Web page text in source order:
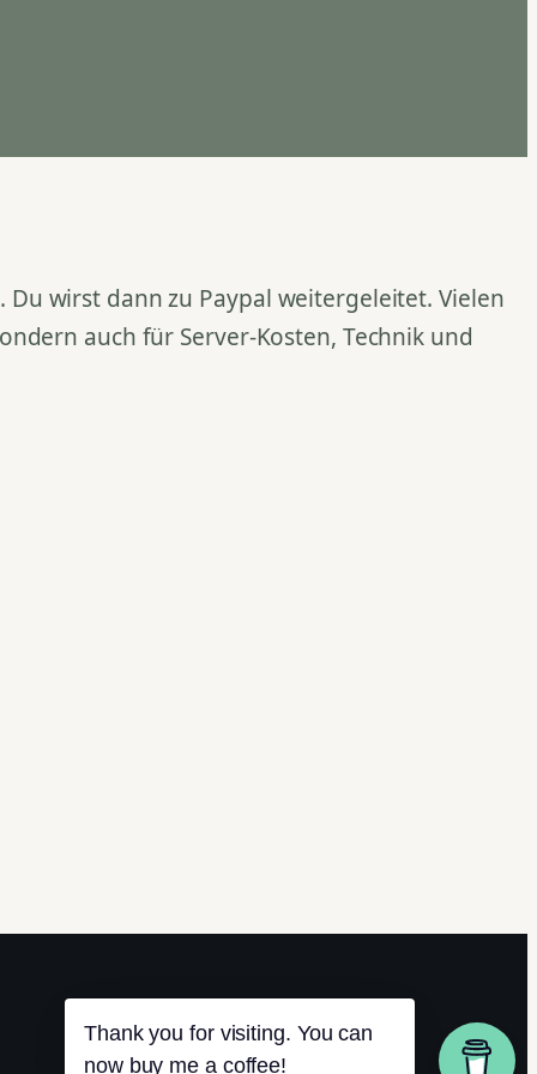
wirst dann zu Paypal weitergeleitet. Vielen
auch für Server-Kosten, Technik und